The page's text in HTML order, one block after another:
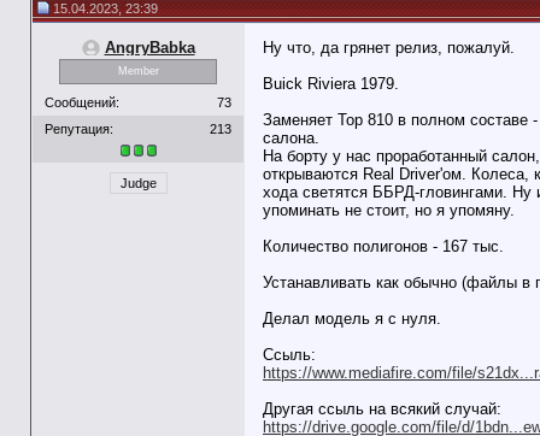
15.04.2023, 23:39
AngryBabka
Member
Сообщений:
73
Репутация:
213
Judge
Ну что, да грянет релиз, пожалуй.
Buick Riviera 1979.
Заменяет Тор 810 в полном составе
салона.
На борту у нас проработанный
открываются Real Driver'ом. Колеса,
хода светятся ББРД-гловингами. Ну
упоминать не стоит, но я упомяну.
Количество полигонов - 167 тыс.
Устанавливать как обычно (файлы в
Делал модель я с нуля.
Ссыль:
https://www.mediafire.com/file/
Другая ссыль на всякий случай:
https://drive.google.com/file/d/